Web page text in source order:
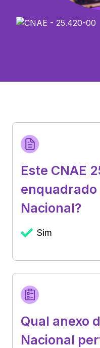
Este CNAE
enquadrado
Nacional?
Sim
Qual anexo
Nacional